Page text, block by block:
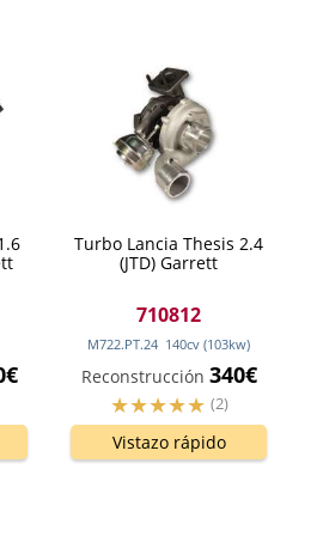
Turbo Lancia Thesis 2.4
(JTD) Garrett
710812
M722.PT.24 140cv (103kw)
Reconstrucción 340€
(2)
Vistazo rápido